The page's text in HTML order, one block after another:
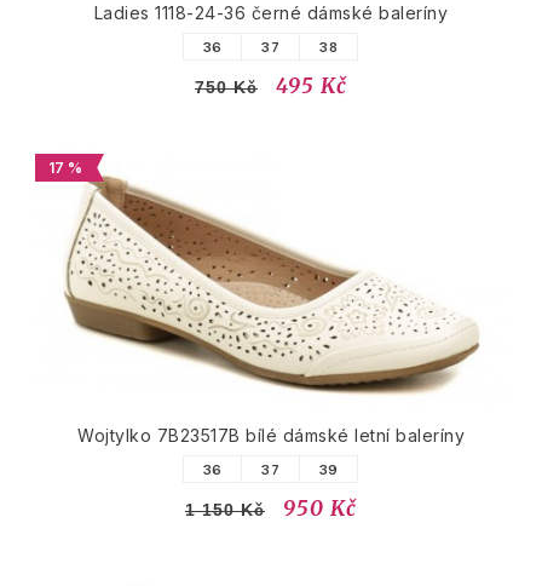
Ladies 1118-24-36 černé dámské baleríny
36 37 38
750 Kč 495 Kč
17 %
Wojtylko 7B23517B bílé dámské letní baleríny
36 37 39
1 150 Kč 950 Kč